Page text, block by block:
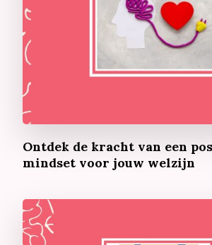
Ontdek de kracht van een
mindset voor jouw welzijn